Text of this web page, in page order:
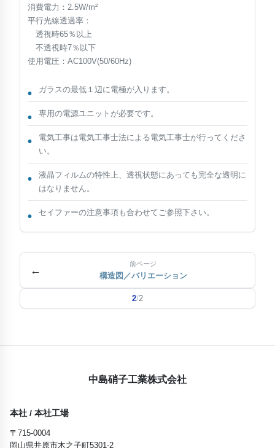
消費電力：2.5W/m²
平行光線透過率：
透視時65％以上
不透視時7％以下
使用電圧：AC100V(50/60Hz)
ガラスの最低１辺に電極が入ります。
専用の電源ユニットが必要です。
電気工事は電気工事士法による電気工事士が行ってくださ
い。
液晶フィルムの特性上、透視状態にあっても完全な透明に
はなりません。
セイファーの注意事項も合わせてご参照下さい。
←
前ページ
構造図／バリエーション
2/2
中島硝子工業株式会社
本社 / 本社工場
〒715-0004
岡山県井原市木之子町5301-2